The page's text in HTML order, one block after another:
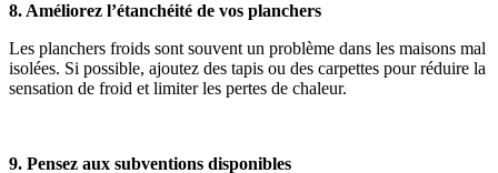
8. Améliorez l’étanchéité de vos planchers
Les planchers froids sont souvent un problème dans les maisons mal
isolées. Si possible, ajoutez des tapis ou des carpettes pour réduire la
sensation de froid et limiter les pertes de chaleur.
9. Pensez aux subventions disponibles